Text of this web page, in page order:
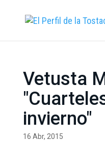
Vetusta
invierno"
16 Abr, 2015